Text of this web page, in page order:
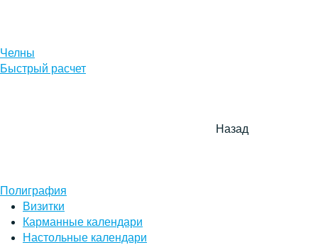
Челны
Быстрый расчет
Назад
Полиграфия
Визитки
Карманные календари
Настольные календари